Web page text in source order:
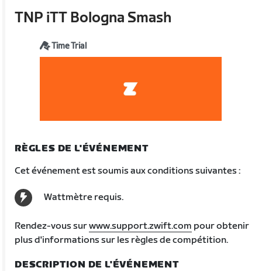
TNP iTT Bologna Smash
Time Trial
RÈGLES DE L'ÉVÉNEMENT
Cet événement est soumis aux conditions suivantes :
Wattmètre requis.
Rendez-vous surwww.support.zwift.com pour obtenir
plus d'informations sur les règles de compétition.
DESCRIPTION DE L'ÉVÉNEMENT